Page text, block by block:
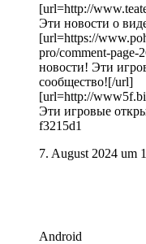
[url=http://
Эти новости о
[url=https://
pro/comment-
новости! Эти
сообщество![/url]
[url=http://
Эти игровые
f3215d1
7. August 2024 um
Android